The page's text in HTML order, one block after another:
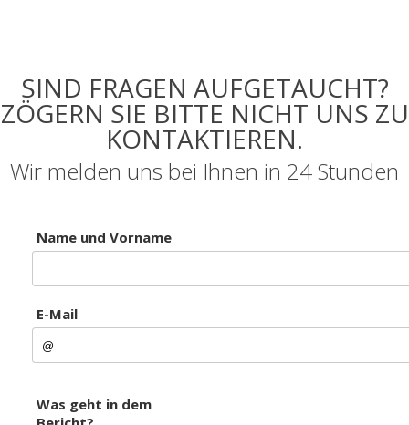
SIND FRAGEN AUFGETAUCHT?
ZÖGERN SIE BITTE NICHT UNS ZU
KONTAKTIEREN.
Wir melden uns bei Ihnen in 24 Stunden
Name und Vorname
E-Mail
Was geht in dem